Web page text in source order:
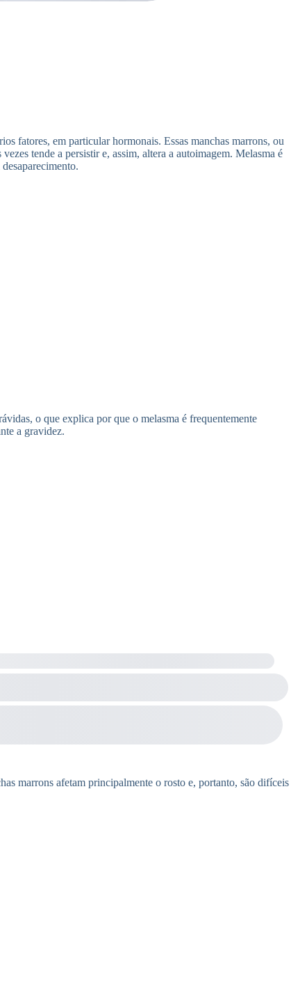
fatores, em particular hormonais. Essas manchas marrons, ou
tende a persistir e, assim, altera a autoimagem. Melasma é
o que explica por que o melasma é frequentemente
a gravidez.
marrons afetam principalmente o rosto e, portanto, são difíceis